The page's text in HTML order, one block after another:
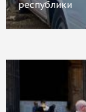
республики